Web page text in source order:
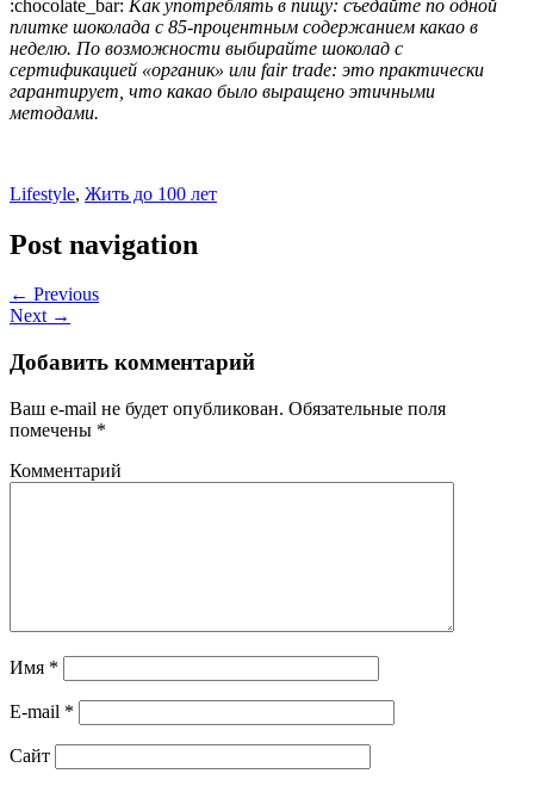
:chocolate_bar: Как употреблять в пищу: съедайте по одной
плитке шоколада с 85-процентным содержанием какао в
неделю. По возможности выбирайте шоколад с
сертификацией «органик» или fair trade: это практически
гарантирует, что какао было выращено этичными
методами.
Lifestyle, Жить до 100 лет
Post navigation
← Previous
Next →
Добавить комментарий
Ваш e-mail не будет опубликован. Обязательные поля
помечены *
Комментарий
Имя *
E-mail *
Сайт